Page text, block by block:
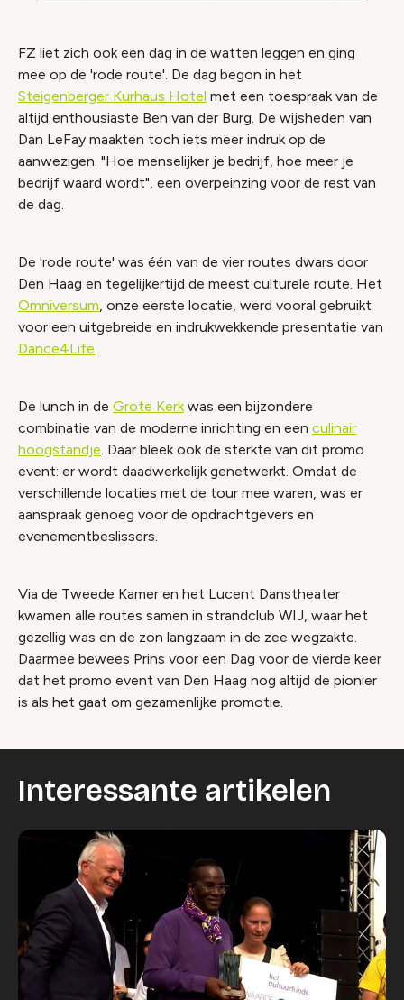
FZ liet zich ook een dag in de watten leggen en ging
mee op de 'rode route'. De dag begon in het
Steigenberger Kurhaus Hotel met een toespraak van de
altijd enthousiaste Ben van der Burg. De wijsheden van
Dan LeFay maakten toch iets meer indruk op de
aanwezigen. "Hoe menselijker je bedrijf, hoe meer je
bedrijf waard wordt", een overpeinzing voor de rest van
de dag.
De 'rode route' was één van de vier routes dwars door
Den Haag en tegelijkertijd de meest culturele route. Het
Omniversum, onze eerste locatie, werd vooral gebruikt
voor een uitgebreide en indrukwekkende presentatie van
Dance4Life.
De lunch in de Grote Kerkwas een bijzondere
combinatie van de moderne inrichting en een culinair
hoogstandje. Daar bleek ook de sterkte van dit promo
event: er wordt daadwerkelijk genetwerkt. Omdat de
verschillende locaties met de tour mee waren, was er
aanspraak genoeg voor de opdrachtgevers en
evenementbeslissers.
Via de Tweede Kamer en het Lucent Danstheater
kwamen alle routes samen in strandclub WIJ, waar het
gezellig was en de zon langzaam in de zee wegzakte.
Daarmee bewees Prins voor een Dag voor de vierde keer
dat het promo event van Den Haag nog altijd de pionier
is als het gaat om gezamenlijke promotie.
Interessante artikelen